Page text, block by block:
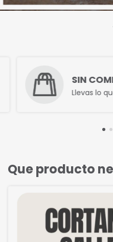
SIN
Llevas lo
Que producto